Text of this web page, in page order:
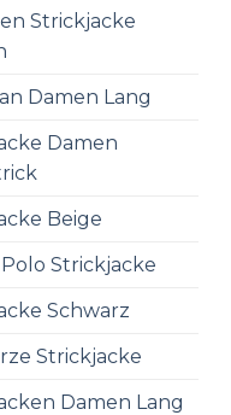
Strickjacke
Damen Lang
Damen
Beige
Strickjacke
Schwarz
Strickjacke
Damen Lang